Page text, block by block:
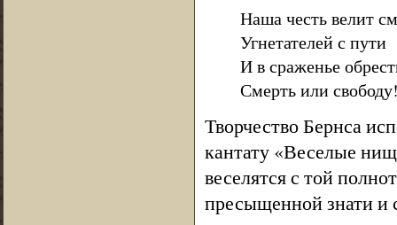
Наша честь велит
Угнетателей с пути
И в сраженье
Смерть или
Творчество Бернса
кантату «Веселые
веселятся с той
пресыщенной знати и